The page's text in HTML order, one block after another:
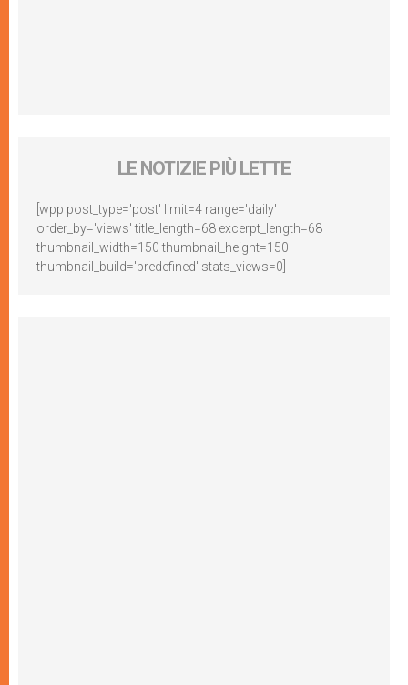
LE NOTIZIE PIÙ LETTE
[wpp post_type='post' limit=4 range='daily'
order_by='views' title_length=68 excerpt_length=68
thumbnail_width=150 thumbnail_height=150
thumbnail_build='predefined' stats_views=0]